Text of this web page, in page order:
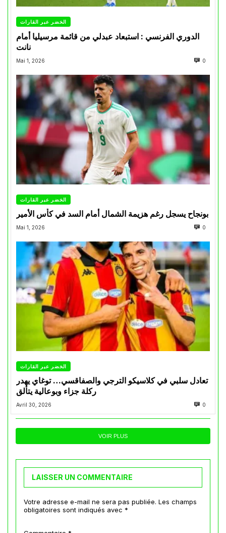
الخضر عبر القارات
الدوري الفرنسي : استبعاد عبدلي من قائمة مرسيليا أمام
نانت
Mai 1, 2026 0
الخضر عبر القارات
بونجاح يسجل رغم هزيمة الشمال أمام السد في كأس الأمير
Mai 1, 2026 0
الخضر عبر القارات
تعادل سلبي في كلاسيكو الترجي والصفاقسي… توغاي يهدر
ركلة جزاء وبوعالية يتألق
Avril 30, 2026 0
VOIR PLUS
LAISSER UN COMMENTAIRE
Votre adresse e-mail ne sera pas publiée. Les champs
obligatoires sont indiqués avec *